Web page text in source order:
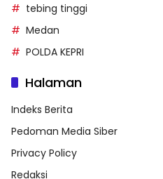
tebing tinggi
Medan
POLDA KEPRI
Halaman
Indeks Berita
Pedoman Media Siber
Privacy Policy
Redaksi